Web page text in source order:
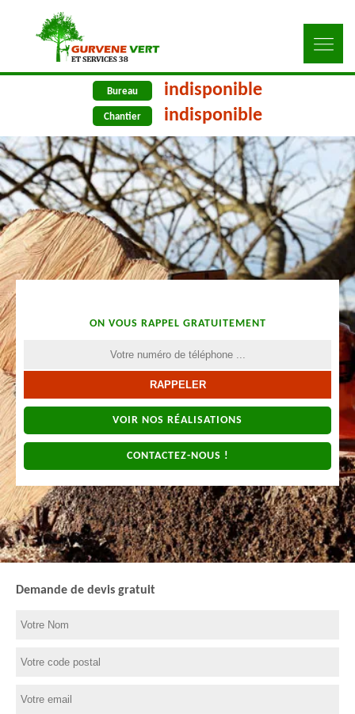
Bureau indisponible
Chantier indisponible
ON VOUS RAPPEL GRATUITEMENT
VOIR NOS RÉALISATIONS
CONTACTEZ-NOUS !
Demande de devis gratuit